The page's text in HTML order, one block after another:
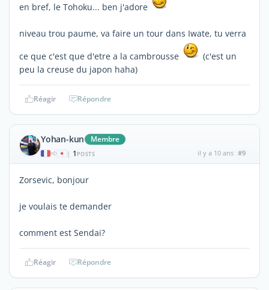
en bref, le Tohoku... ben j'adore
niveau trou paume, va faire un tour dans Iwate, tu verra
ce que c'est que d'etre a la cambrousse
(c'est un
peu la creuse du japon haha)
Réagir Répondre
Yohan-kun Membre
| 1 POSTS il y a 10 ans #9
Zorsevic, bonjour
je voulais te demander
comment est Sendai?
Réagir Répondre